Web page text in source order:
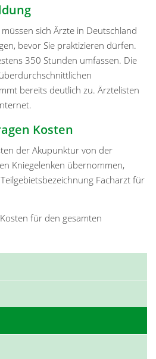
sich Ärzte in Deutschland
bevor Sie praktizieren dürfen.
350 Stunden umfassen. Die
bereits deutlich zu. Ärztelisten
Kosten
der Akupunktur von der
Kniegelenken übernommen,
Facharzt für
für den gesamten